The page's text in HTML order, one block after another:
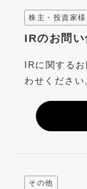
株主・投資家様
IRのお問い
IRに関する
わせください
その他